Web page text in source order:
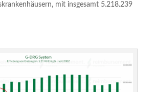
mit insgesamt 5.218.239